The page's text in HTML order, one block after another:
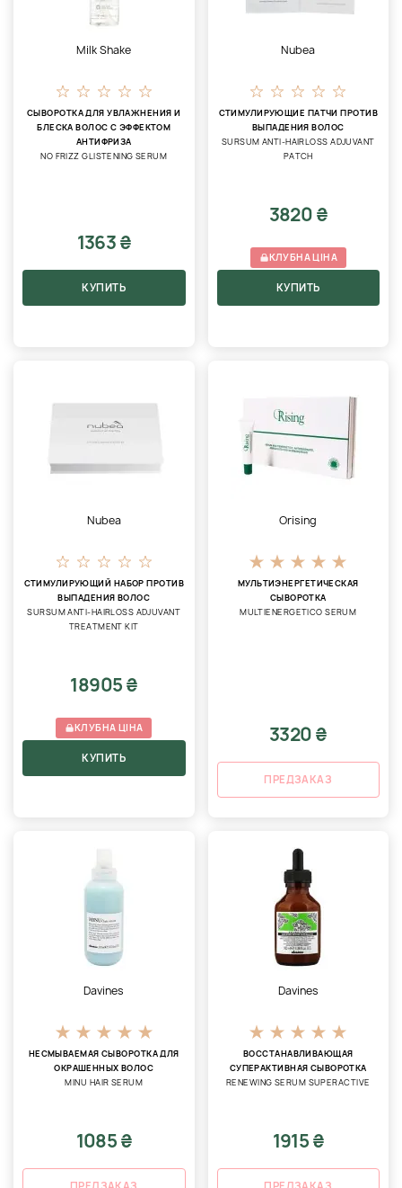
Milk Shake
СЫВОРОТКА ДЛЯ УВЛАЖНЕНИЯ И
БЛЕСКА ВОЛОС С ЭФФЕКТОМ
АНТИФРИЗА
NO FRIZZ GLISTENING SERUM
1363 ₴
КУПИТЬ
Nubea
СТИМУЛИРУЮЩИЕ ПАТЧИ ПРОТИВ
ВЫПАДЕНИЯ ВОЛОС
SURSUM ANTI-HAIRLOSS ADJUVANT
PATCH
3820 ₴
КЛУБНА ЦІНА
КУПИТЬ
Nubea
СТИМУЛИРУЮЩИЙ НАБОР ПРОТИВ
ВЫПАДЕНИЯ ВОЛОС
SURSUM ANTI-HAIRLOSS ADJUVANT
TREATMENT KIT
18905 ₴
КЛУБНА ЦІНА
КУПИТЬ
Orising
МУЛЬТИЭНЕРГЕТИЧЕСКАЯ
СЫВОРОТКА
MULTIENERGETICO SERUM
3320 ₴
ПРЕДЗАКАЗ
Davines
НЕСМЫВАЕМАЯ СЫВОРОТКА ДЛЯ
ОКРАШЕННЫХ ВОЛОС
MINU HAIR SERUM
1085 ₴
Davines
ВОССТАНАВЛИВАЮЩАЯ
СУПЕРАКТИВНАЯ СЫВОРОТКА
RENEWING SERUM SUPERACTIVE
1915 ₴